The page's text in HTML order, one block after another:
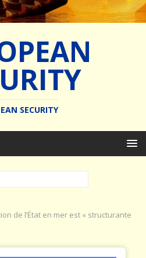
SECURITY
de l’État en mer est « structurante